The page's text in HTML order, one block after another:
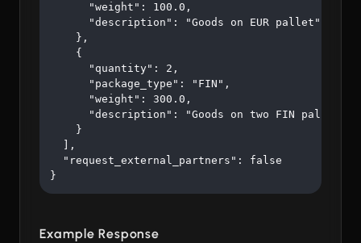
      "weight": 100.0,
      "description": "Goods on EUR pallet"
    },
    {
      "quantity": 2,
      "package_type": "FIN",
      "weight": 300.0,
      "description": "Goods on two FIN pallets"
    }
  ],
  "request_external_partners": false
}
Example Response